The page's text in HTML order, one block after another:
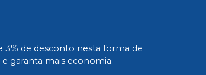
3% de desconto nesta forma de
garanta mais economia.